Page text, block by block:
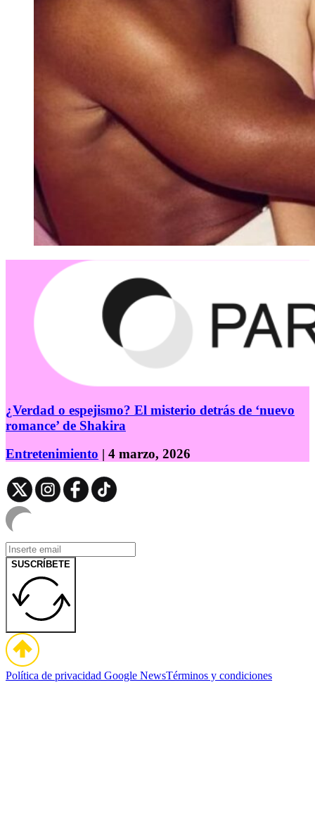
¿Verdad o espejismo? El misterio detrás de ‘nuevo
romance’ de Shakira
Entretenimiento | 4 marzo, 2026
SUSCRÍBETE
Política de privacidad Google NewsTérminos y condiciones